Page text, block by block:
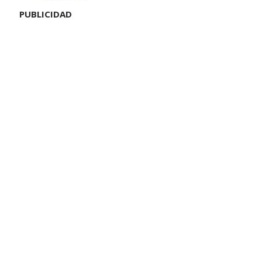
PUBLICIDAD